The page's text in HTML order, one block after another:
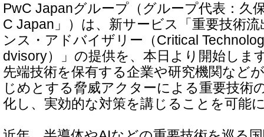
PwC Japanグループ（グループ代表：久
C Japan」）は、新サービス「重要技術
ンス・アドバイザリー（Critical
dvisory）」の提供を、本日より開始しま
先端技術を保有する企業や研究機関など
じめとする脅威アクターによる重要技術
化し、実効的な対策を講じることを可能